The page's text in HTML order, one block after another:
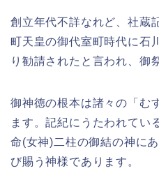
創立年代不詳なれど、社蔵
町天皇の御代室町時代に石
り勧請されたと言われ、御
御神徳の根本は諸々の「む
ます。記紀にうたわれてい
命(女神)二柱の御結の神に
び賜う神様であります。